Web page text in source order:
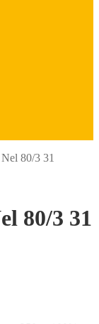
80/3 31
80/3 31